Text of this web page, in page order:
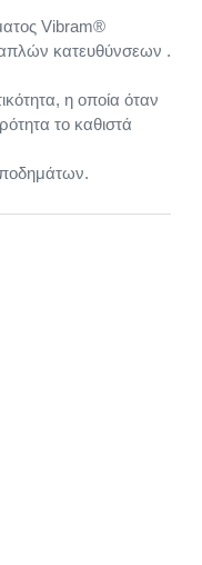
Vibram®
κατευθύνσεων .
η οποία όταν
το καθιστά